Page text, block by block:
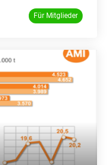
Für Mitglieder